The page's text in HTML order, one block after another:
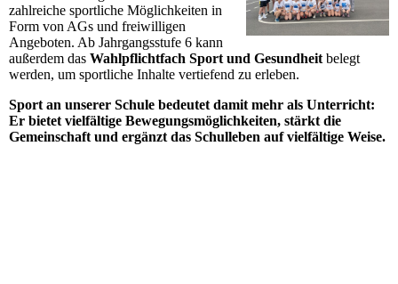
zahlreiche sportliche Möglichkeiten in
Form von AGs und freiwilligen
Angeboten. Ab Jahrgangsstufe 6 kann
außerdem das Wahlpflichtfach Sport und Gesundheit belegt
werden, um sportliche Inhalte vertiefend zu erleben.
Sport an unserer Schule bedeutet damit mehr als Unterricht:
Er bietet vielfältige Bewegungsmöglichkeiten, stärkt die
Gemeinschaft und ergänzt das Schulleben auf vielfältige Weise.